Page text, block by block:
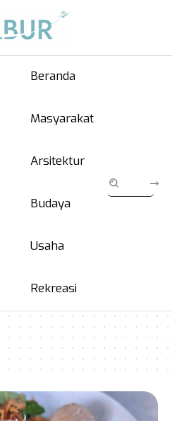
Beranda
Masyarakat
Arsitektur
Budaya
Usaha
Rekreasi